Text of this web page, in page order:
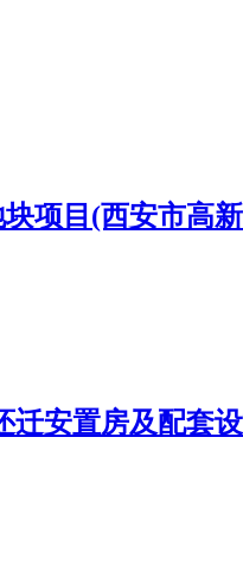
项目(西安市高
迁安置房及配套